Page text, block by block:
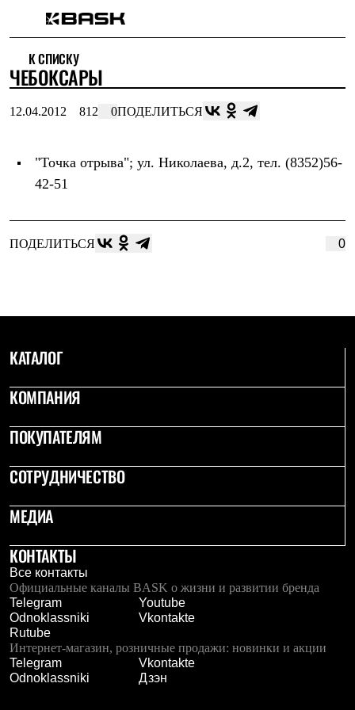
Интернет-магазин
Мужская одежда
Утепленная пухом
Куртки
Брюки
Утепленная синтетикой
Куртки
Куртки
Брюки
Куртки
Термобелье
Среднее термобелье
Легкое термобелье
Футболки
Рубашки
Толстовки
Брюки
Женская одежда
Утепленная пухом
Брюки
Жилеты
Утепленная синтетикой
Куртки
Брюки
Штормовая одежда
Куртки
Софтшелл одежда
Куртки
К СПИСКУ
ЧЕБОКСАРЫ
12.04.2012 812 0ПОДЕЛИТЬСЯ
"Точка отрыва"; ул. Николаева, д.2, тел. (8352)56-
42-51
ПОДЕЛИТЬСЯ 0
КАТАЛОГ
КОМПАНИЯ
ПОКУПАТЕЛЯМ
СОТРУДНИЧЕСТВО
МЕДИА
КОНТАКТЫ
Все контакты
Официальные каналы BASK о жизни и развитии бренда
Telegram
Youtube
Odnoklassniki
Vkontakte
Rutube
Интернет-магазин, розничные продажи: новинки и акции
Telegram
Vkontakte
Odnoklassniki
Дзэн